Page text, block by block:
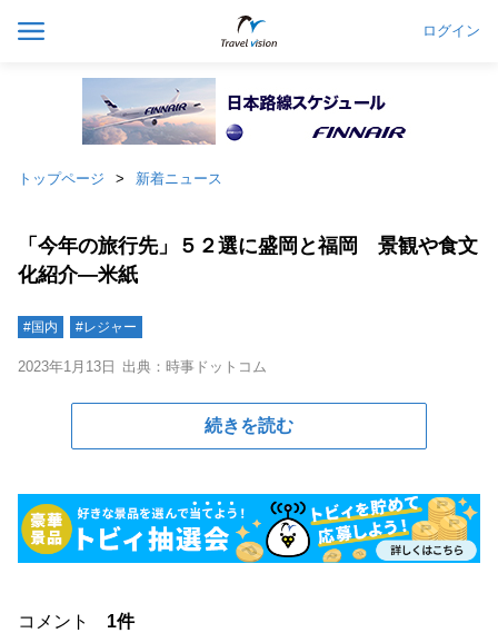
ログイン
トップページ 新着ニュース
「今年の旅行先」５２選に盛岡と福岡 景観や食文
化紹介―米紙
#国内 #レジャー
2023年1月13日 出典：時事ドットコム
続きを読む
コメント 1件